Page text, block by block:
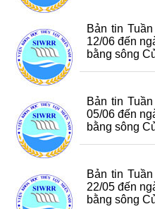
Bản tin
12/06 đến
bằng sông
Bản tin
05/06 đến
bằng sông
Bản tin
22/05 đến
bằng sông